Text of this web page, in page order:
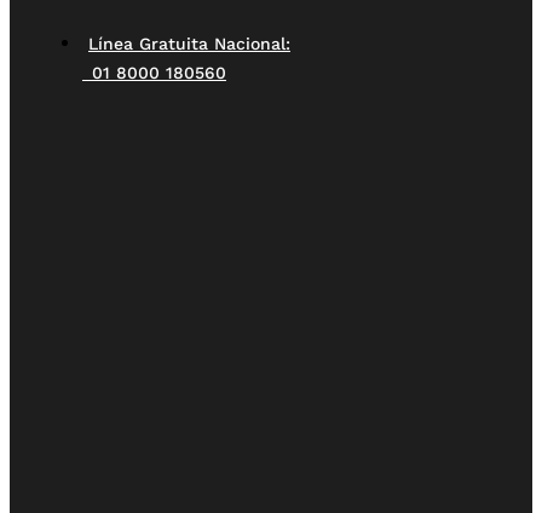
Línea Gratuita Nacional:
01 8000 180560